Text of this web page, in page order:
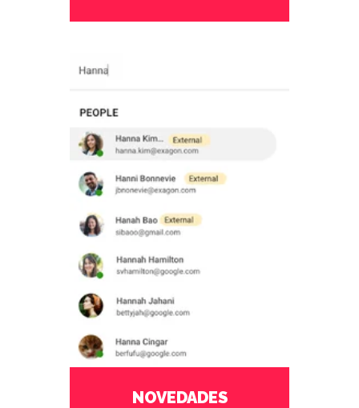
NOVEDADES
No Comments
G Suite